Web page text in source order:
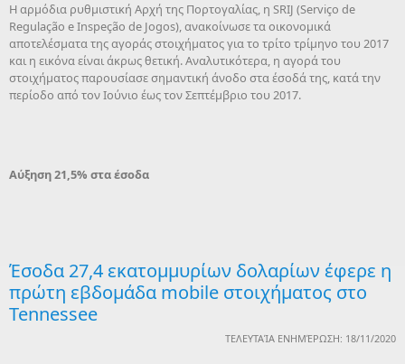
Η αρμόδια ρυθμιστική Αρχή της Πορτογαλίας, η SRIJ (Serviço de
Regulação e Inspeção de Jogos), ανακοίνωσε τα οικονομικά
αποτελέσματα της αγοράς στοιχήματος για το τρίτο τρίμηνο του 2017
και η εικόνα είναι άκρως θετική. Αναλυτικότερα, η αγορά του
στοιχήματος παρουσίασε σημαντική άνοδο στα έσοδά της, κατά την
περίοδο από τον Ιούνιο έως τον Σεπτέμβριο του 2017.
Αύξηση 21,5% στα έσοδα
Έσοδα 27,4 εκατομμυρίων δολαρίων έφερε η
πρώτη εβδομάδα mobile στοιχήματος στο
Tennessee
ΤΕΛΕΥΤΑΊΑ ΕΝΗΜΈΡΩΣΗ: 18/11/2020